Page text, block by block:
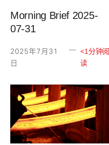
Morning Brief 2025-
07-31
2025年7月31
日
— <1分钟阅
读